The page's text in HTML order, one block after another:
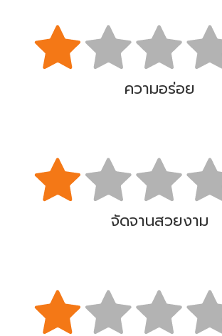
ความอร่อย
จัดจานสวยงาม